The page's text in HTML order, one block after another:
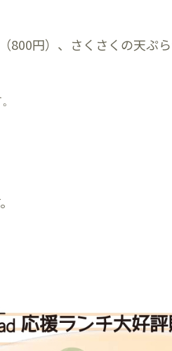
800円）、さくさくの天ぷ